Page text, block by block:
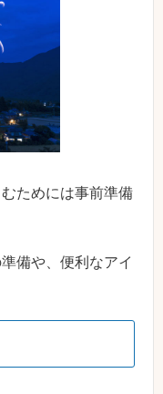
ためには事前準備
備や、便利なアイ